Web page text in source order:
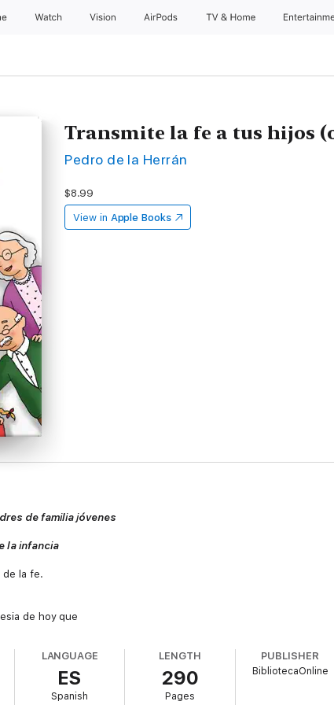
Watch Vision AirPods TV & Home
Transmite la fe a tus hijos
Pedro de la Herrán
$8.99
View in Apple Books
de familia jóvenes
la infancia
de la fe.
de hoy que
recibe en el propio hogar.
LANGUAGE
ES
Spanish
LENGTH
290
Pages
PUBLISHER
BibliotecaOnline